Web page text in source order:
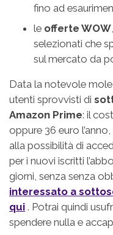
fino ad
le offerte WOW
selezionati che
sul mercato da
Data la notevole
utenti sprovvisti di
Amazon Prime: il
oppure 36 euro
alla possibilità di
per i nuovi iscritti
giorni, senza senza
interessato a
qui . Potrai quindi
spendere nulla e